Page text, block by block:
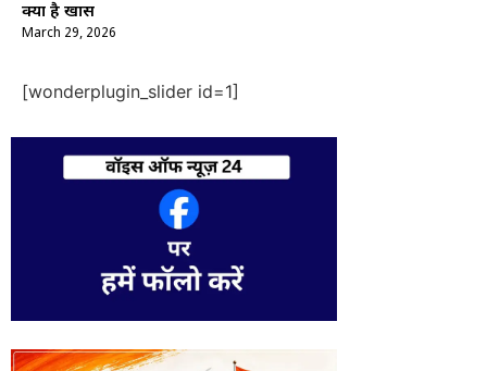
क्यों है खास
March 29, 2026
[wonderplugin_slider id=1]